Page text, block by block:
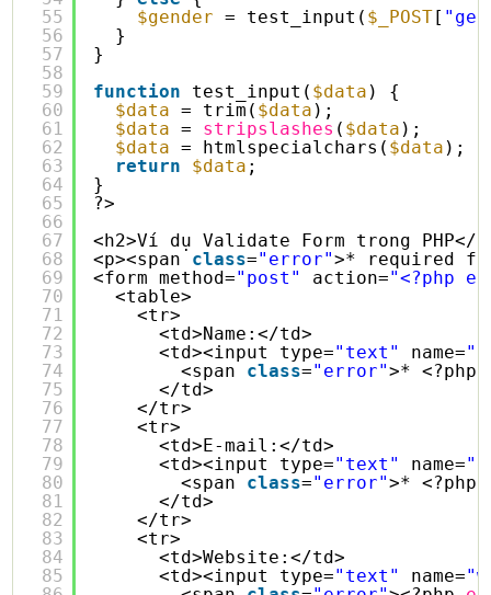
55
56
57
58
59
60
61
62
63
64
65
66
67
68
69
70
71
72
73
74
75
76
77
78
79
80
81
82
83
84
85
$gender
= test_input( $_POST[
}
}
function
test_input( $data ) {
$data
= trim( $data );
$data
= stripslashes ( $data );
$data
= htmlspecialchars( $data );
return
$data ;
}
?>
<h2>Ví dụ Validate Form trong PHP</
<p><span class="error">* required
<form method="post" action="<?php
<table>
<tr>
<td>Name:</td>
<td><input type="text" name=
<span class="error">* <?php
</td>
</tr>
<tr>
<td>E-mail:</td>
<td><input type="text" name=
<span class="error">* <?php
</td>
</tr>
<tr>
<td>Website:</td>
<td><input type="text" name=